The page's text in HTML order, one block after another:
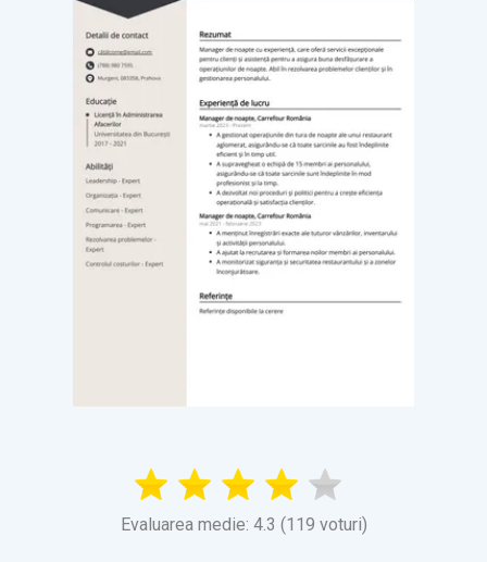
Evaluarea medie: 4.3 (119 voturi)